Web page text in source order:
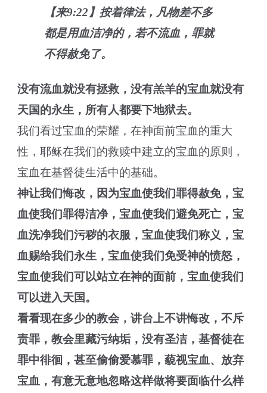
【来9:22】按着律法，凡物差不多
都是用血洁净的，若不流血，罪就
不得赦免了。
没有流血就没有拯救，没有羔羊的宝血就没有
天国的永生，所有人都要下地狱去。
我们看过宝血的荣耀，在神面前宝血的重大
性，耶稣在我们的救赎中建立的宝血的原则，
宝血在基督徒生活中的基础。
神让我们悔改，因为宝血使我们罪得赦免，宝
血使我们罪得洁净，宝血使我们避免死亡，宝
血洗净我们污秽的衣服，宝血使我们称义，宝
血赐给我们永生，宝血使我们免受神的愤怒，
宝血使我们可以站立在神的面前，宝血使我们
可以进入天国。
看看现在多少的教会，讲台上不讲悔改，不斥
责罪，教会里藏污纳垢，没有圣洁，基督徒在
罪中徘徊，甚至偷偷爱慕罪，藐视宝血、放弃
宝血，有意无意地忽略这样做将要面临什么样